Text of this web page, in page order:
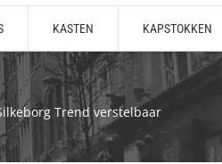
KASTEN KAPSTOKKEN
Trend verstelbaar